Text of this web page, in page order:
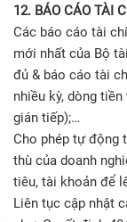
12. BÁO CÁO TÀI
Các báo cáo tài
mới nhất của Bộ
đủ & báo cáo tài
nhiều kỳ, dòng
gián tiếp);…
Cho phép tự động
thù của doanh
tiêu, tài khoản để
Liên tục cập nhật